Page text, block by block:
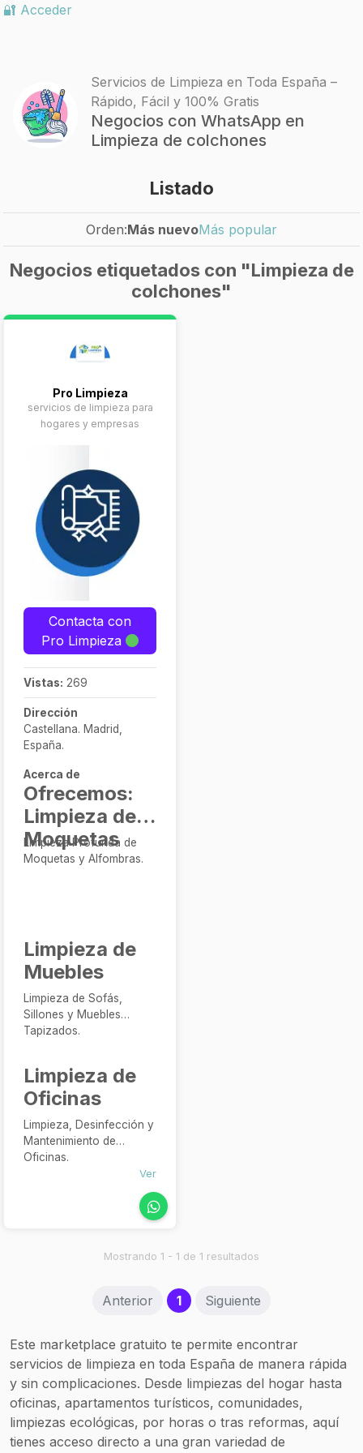
🔐 Acceder
Servicios de Limpieza en Toda España –
Rápido, Fácil y 100% Gratis
Negocios con WhatsApp en
Limpieza de colchones
Listado
Orden:Más nuevoMás popular
Negocios etiquetados con "Limpieza de
colchones"
Pro Limpieza
servicios de limpieza para
hogares y empresas
Contacta con
Pro Limpieza
Vistas: 269
Dirección
Castellana. Madrid,
España.
Acerca de
Ofrecemos:
Limpieza de
Moquetas
Limpieza Profunda de
Moquetas y Alfombras.
Limpieza de
Muebles
Limpieza de Sofás,
Sillones y Muebles
Tapizados.
Limpieza de
Oficinas
Limpieza, Desinfección y
Mantenimiento de
Oficinas.
Ver
Mostrando 1 - 1 de 1 resultados
Anterior 1(current)
Siguiente
Este marketplace gratuito te permite encontrar
servicios de limpieza en toda España de manera rápida
y sin complicaciones. Desde limpiezas del hogar hasta
oficinas, apartamentos turísticos, comunidades,
limpiezas ecológicas, por horas o tras reformas, aquí
tienes acceso directo a una gran variedad de